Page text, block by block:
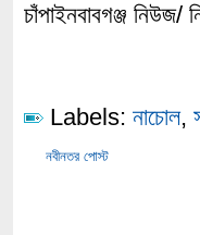
চাঁপাইনবাবগঞ্জ
Labels: নাচোল,
নবীনতর পোস্ট